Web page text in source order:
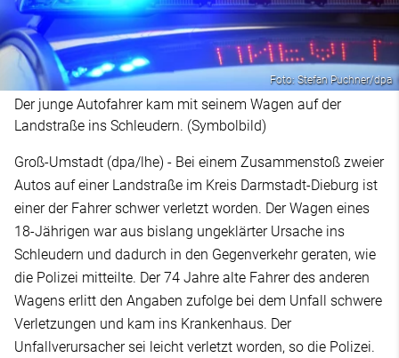
Foto: Stefan Puchner/dpa
Der junge Autofahrer kam mit seinem Wagen auf der
Landstraße ins Schleudern. (Symbolbild)
Groß-Umstadt (dpa/lhe) - Bei einem Zusammenstoß zweier
Autos auf einer Landstraße im Kreis Darmstadt-Dieburg ist
einer der Fahrer schwer verletzt worden. Der Wagen eines
18-Jährigen war aus bislang ungeklärter Ursache ins
Schleudern und dadurch in den Gegenverkehr geraten, wie
die Polizei mitteilte. Der 74 Jahre alte Fahrer des anderen
Wagens erlitt den Angaben zufolge bei dem Unfall schwere
Verletzungen und kam ins Krankenhaus. Der
Unfallverursacher sei leicht verletzt worden, so die Polizei.